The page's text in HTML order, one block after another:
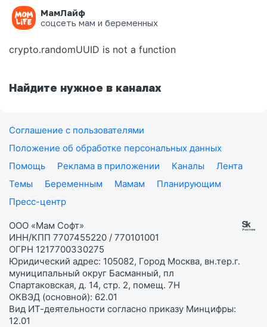
МамЛайф
соцсеть мам и беременных
Ошибка на странице
crypto.randomUUID is not a function
Найдите нужное в каналах
Соглашение с пользователями
Положение об обработке персональных данных
Помощь
Реклама в приложении Каналы
Лента
Темы
Беременным Мамам
Планирующим
Пресс-центр
ООО «Мам Софт»
ИНН/КПП 7707455220 / 770101001
ОГРН 1217700330275
Юридический адрес: 105082, Город Москва, вн.тер.г.
муниципальный округ Басманный, пл
Спартаковская, д. 14, стр. 2, помещ. 7Н
ОКВЭД (основной): 62.01
Вид ИТ-деятельности согласно приказу Минцифры:
12.01